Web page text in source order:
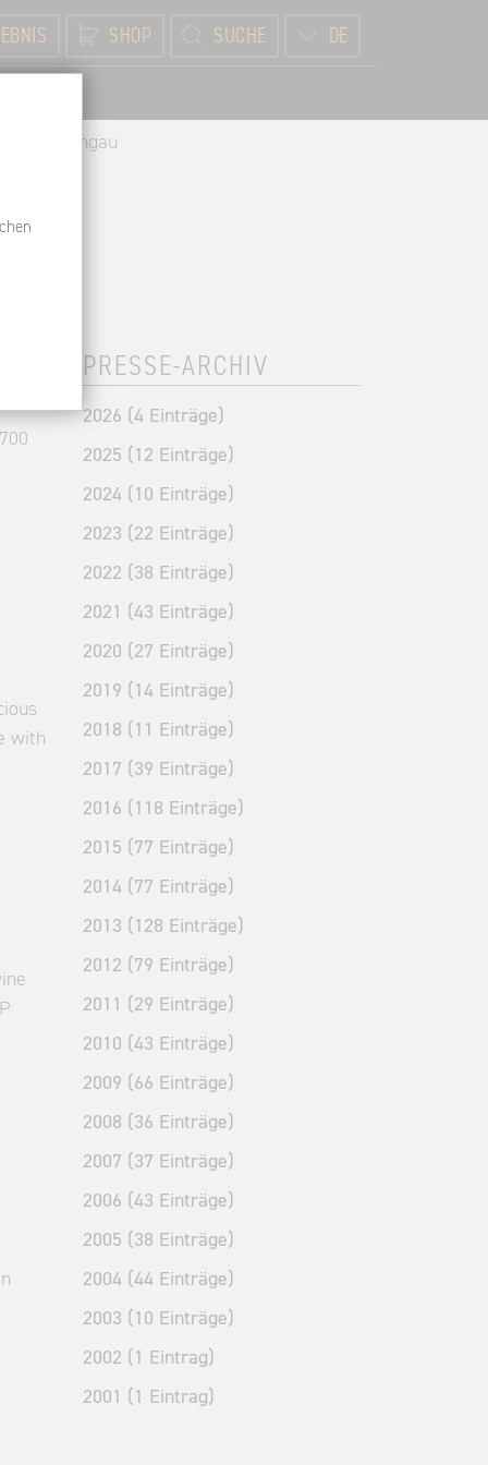
SHOP SUCHE DE
Rheingau
with
PRESSE-ARCHIV
2026 (4 Einträge)
2025 (12 Einträge)
2024 (10 Einträge)
2023 (22 Einträge)
2022 (38 Einträge)
2021 (43 Einträge)
2020 (27 Einträge)
2019 (14 Einträge)
2018 (11 Einträge)
2017 (39 Einträge)
2016 (118 Einträge)
2015 (77 Einträge)
2014 (77 Einträge)
2013 (128 Einträge)
2012 (79 Einträge)
2011 (29 Einträge)
2010 (43 Einträge)
2009 (66 Einträge)
2008 (36 Einträge)
2007 (37 Einträge)
2006 (43 Einträge)
2005 (38 Einträge)
2004 (44 Einträge)
2003 (10 Einträge)
2002 (1 Eintrag)
2001 (1 Eintrag)